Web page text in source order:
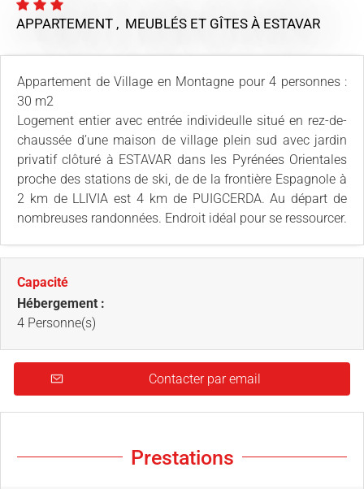
APPARTEMENT , MEUBLÉS ET GÎTES À ESTAVAR
Appartement de Village en Montagne pour 4 personnes :
30 m2
Logement entier avec entrée individeulle situé en rez-de-
chaussée d’une maison de village plein sud avec jardin
privatif clôturé à ESTAVAR dans les Pyrénées Orientales
proche des stations de ski, de de la frontière Espagnole à
2 km de LLIVIA est 4 km de PUIGCERDA. Au départ de
nombreuses randonnées. Endroit idéal pour se ressourcer.
Capacité
Hébergement :
4 Personne(s)
Contacter par email
Prestations